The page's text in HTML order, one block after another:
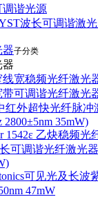
调谐光源
波长可调谐激
器子分类
器
宽稳频光纤激光
可调谐光纤激光
红外超快光纤脉
2800±5nm 35mW)
1542ε 乙炔稳频光
可调谐光纤激光器
可见光及长波
47mW